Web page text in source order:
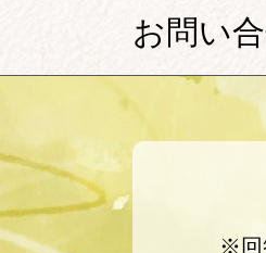
お問い
※回